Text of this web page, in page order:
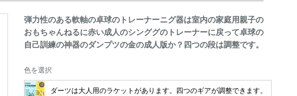
四つの段は調整です。
弾力性のある軟軸の卓球のトレーナーニグ器は室内の家庭用親子の
おもちゃんねるに赤い成人のシンググのトレーナーに戻って卓球の
自己訓練の神器のダンプツの金の成人版か？四つの段は調整です。
色を選択
ダーツは大人用のラケットがあります。四つのギアが調整できます。